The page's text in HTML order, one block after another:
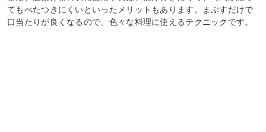
てもべたつきにくいといったメリットもあります。まぶすだけで
口当たりが良くなるので、色々な料理に使えるテクニックです。